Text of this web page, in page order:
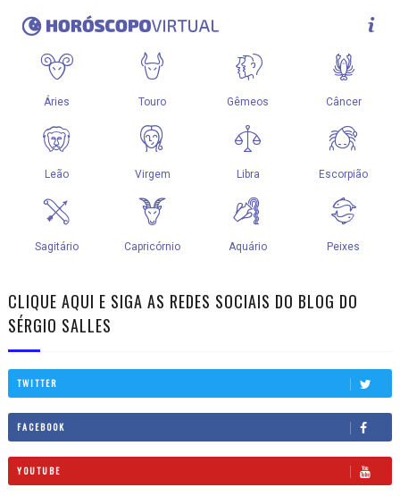
CLIQUE AQUI E SIGA AS REDES SOCIAIS DO BLOG DO
SÉRGIO SALLES
TWITTER
FACEBOOK
YOUTUBE